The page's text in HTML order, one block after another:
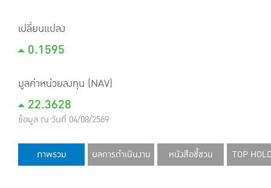
เปลี่ยนแปลง
0.1595
มูลค่าหน่วยลงทุน (NAV)
22.3628
ข้อมูล ณ วันที่ 04/08/2569
ภาพรวม ผลการดำเนินงาน หนังสือชี้ชวน TOP